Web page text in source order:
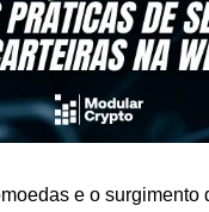
e o